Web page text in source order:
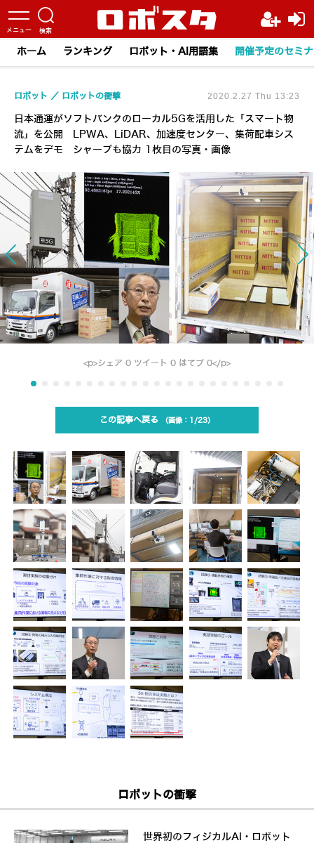
ホーム ランキング ロボット・AI用語集 開催予定のセミ
日本通運がソフトバンクのローカル5Gを活用した「スマート物
流」を公開 LPWA、LiDAR、加速度センター、集荷配車シス
テムをデモ シャープも協力 1枚目の写真・画像
ロボット ロボットの衝撃 2020.2.27 Thu 13:23
<p>シェア 0 ツイート 0 はてブ 0</p>
この記事へ戻る 1/23
ロボットの衝撃
世界初のフィジカルAI・ロボット